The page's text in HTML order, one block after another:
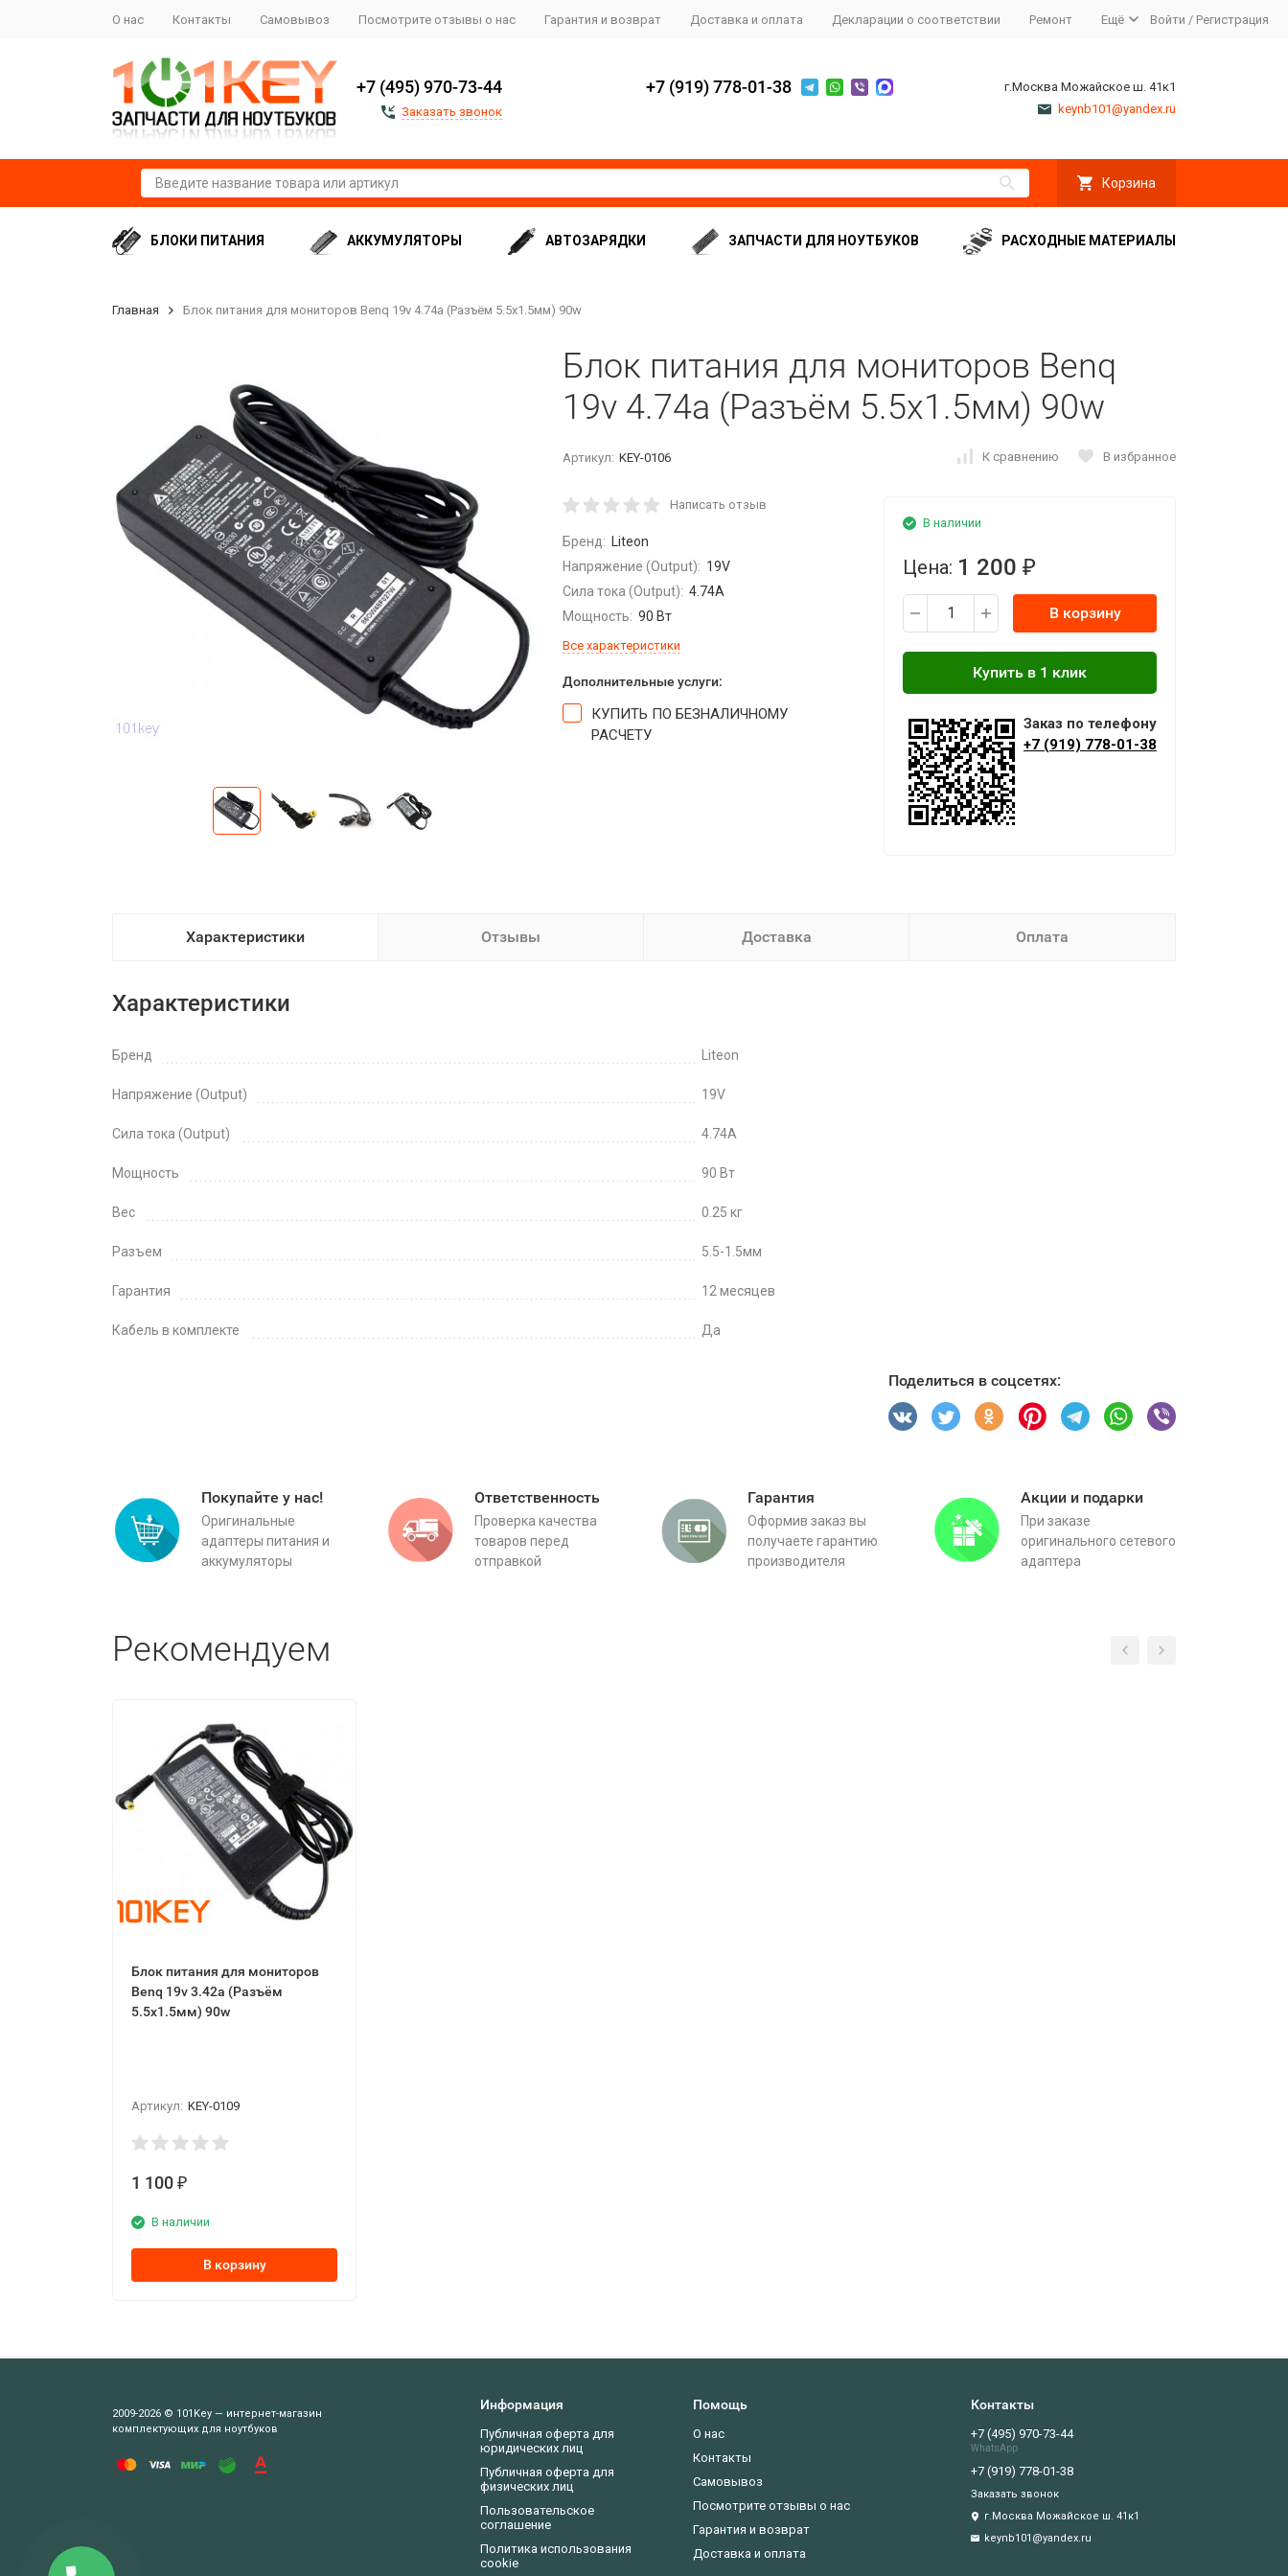
О нас Контакты Самовывоз Посмотрите отзывы о нас Гарантия и возврат Доставка и оплата Декларации о соответствии Ремонт Ещё Войти / Регистрация
+7 (495) 970-73-44
Заказать звонок
+7 (919) 778-01-38
г.Москва Можайское ш. 41к1
keynb101@yandex.ru
Корзина
БЛОКИ ПИТАНИЯ АККУМУЛЯТОРЫ АВТОЗАРЯДКИ ЗАПЧАСТИ ДЛЯ НОУТБУКОВ РАСХОДНЫЕ МАТЕРИАЛЫ
Главная Блок питания для мониторов Benq 19v 4.74a (Разъём 5.5x1.5мм) 90w
Блок питания для мониторов Benq
19v 4.74a (Разъём 5.5x1.5мм) 90w
Артикул: KEY-0106 К сравнению В избранное
Написать отзыв
Бренд:
Liteon
Напряжение (Output): 19V
Сила тока (Output): 4.74A
Мощность: 90 Вт
Все характеристики
Дополнительные услуги:
КУПИТЬ ПО БЕЗНАЛИЧНОМУ
РАСЧЕТУ
В наличии
Цена: 1 200 ₽
В корзину
Заказ по телефону
+7 (919) 778-01-38
Характеристики Отзывы Доставка Оплата
Характеристики
Бренд Liteon
Напряжение (Output) 19V
Сила тока (Output) 4.74A
Мощность 90 Вт
Вес 0.25 кг
Разъем 5.5-1.5мм
Гарантия 12 месяцев
Кабель в комплекте Да
Поделиться в соцсетях:
Покупайте у нас!
Оригинальные
адаптеры питания и
аккумуляторы
Ответственность
Проверка качества
товаров перед
отправкой
Гарантия
Оформив заказ вы
получаете гарантию
производителя
Акции и подарки
При заказе
оригинального сетевого
адаптера
Рекомендуем
Блок питания для мониторов
Benq 19v 3.42a (Разъём
5.5x1.5мм) 90w
Артикул: KEY-0109
1 100 ₽
В наличии
В корзину
2009-2026 © 101Key — интернет-магазин
комплектующих для ноутбуков
Информация
Публичная оферта для
юридических лиц
Публичная оферта для
физических лиц
Пользовательское
соглашение
Политика использования
cookie
Помощь
О нас
Контакты
Самовывоз
Посмотрите отзывы о нас
Гарантия и возврат
Доставка и оплата
Контакты
+7 (495) 970-73-44
WhatsApp
+7 (919) 778-01-38
Заказать звонок
г.Москва Можайское ш. 41к1
keynb101@yandex.ru